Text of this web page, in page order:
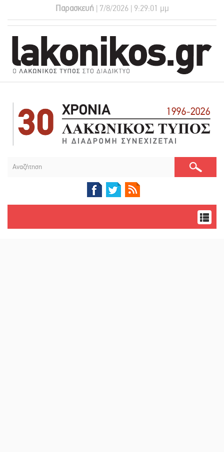
Παρασκευή | 7/8/2026 | 9:29:02 μμ